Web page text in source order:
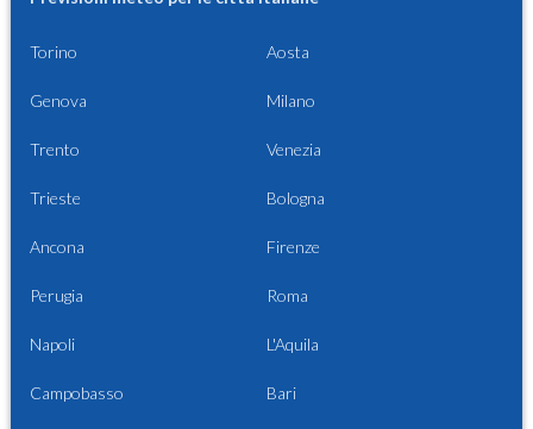
Torino Aosta
Genova Milano
Trento Venezia
Trieste Bologna
Ancona Firenze
Perugia Roma
Napoli L'Aquila
Campobasso Bari